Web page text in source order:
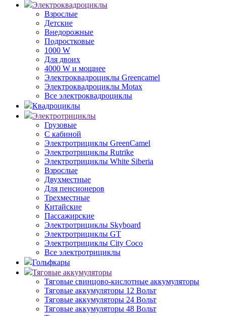
Электроквадроциклы
Взрослые
Детские
Внедорожные
Подростковые
1000 W
Для двоих
4000 W и мощнее
Электроквадроциклы Greencamel
Электроквадроциклы Motax
Все электроквадроциклы
Квадроциклы
Электротрициклы
Грузовые
С кабиной
Электротрициклы GreenCamel
Электротрициклы Rutrike
Электротрициклы White Siberia
Взрослые
Двухместные
Для пенсионеров
Трехместные
Китайские
Пассажирские
Электротрициклы Skyboard
Электротрициклы GT
Электротрициклы City Coco
Все электротрициклы
Гольфкары
Тяговые аккумуляторы
Тяговые свинцово-кислотные аккумуляторы
Тяговые аккумуляторы 12 Вольт
Тяговые аккумуляторы 24 Вольт
Тяговые аккумуляторы 48 Вольт